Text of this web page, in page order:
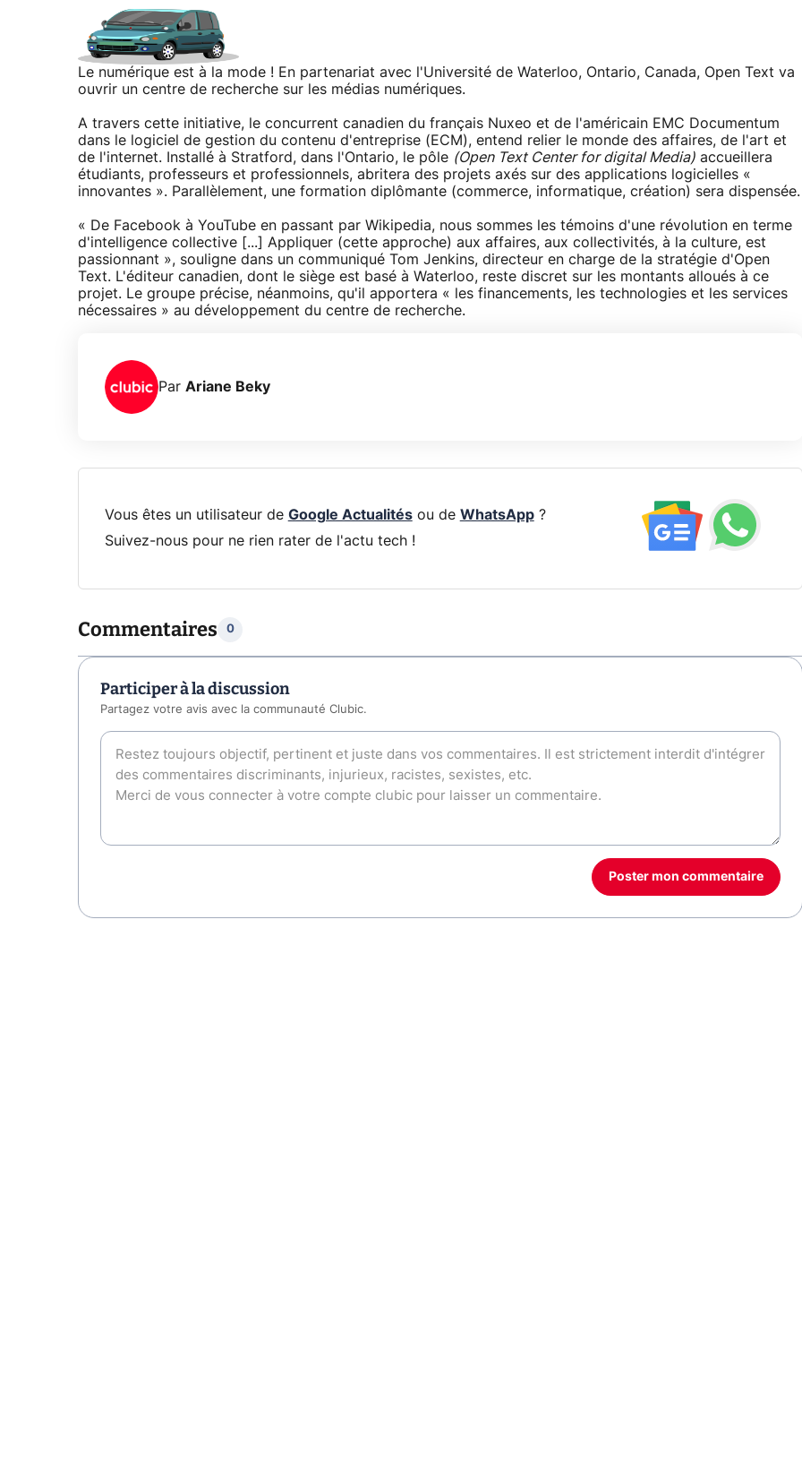
Le numérique est à la mode ! En partenariat avec l'Université de Waterloo, Ontario, Canada, Open Text va
ouvrir un centre de recherche sur les médias numériques.
A travers cette initiative, le concurrent canadien du français Nuxeo et de l'américain EMC Documentum
dans le logiciel de gestion du contenu d'entreprise (ECM), entend relier le monde des affaires, de l'art et
de l'internet. Installé à Stratford, dans l'Ontario, le pôle (Open Text Center for digital Media) accueillera
étudiants, professeurs et professionnels, abritera des projets axés sur des applications logicielles «
innovantes ». Parallèlement, une formation diplômante (commerce, informatique, création) sera dispensée.
« De Facebook à YouTube en passant par Wikipedia, nous sommes les témoins d'une révolution en terme
d'intelligence collective [...] Appliquer (cette approche) aux affaires, aux collectivités, à la culture, est
passionnant », souligne dans un communiqué Tom Jenkins, directeur en charge de la stratégie d'Open
Text. L'éditeur canadien, dont le siège est basé à Waterloo, reste discret sur les montants alloués à ce
projet. Le groupe précise, néanmoins, qu'il apportera « les financements, les technologies et les services
nécessaires » au développement du centre de recherche.
Par Ariane Beky
Vous êtes un utilisateur de Google Actualitésou de WhatsApp?
Suivez-nous pour ne rien rater de l'actu tech !
Commentaires 0
Participer à la discussion
Partagez votre avis avec la communauté Clubic.
Poster mon commentaire